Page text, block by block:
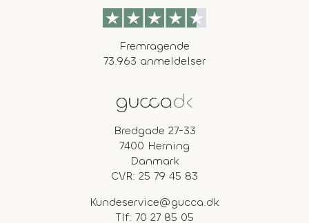
Fremragende
73.963 anmeldelser
Bredgade 27-33
7400 Herning
Danmark
CVR: 25 79 45 83
Kundeservice@gucca.dk
Tlf: 70 27 85 05